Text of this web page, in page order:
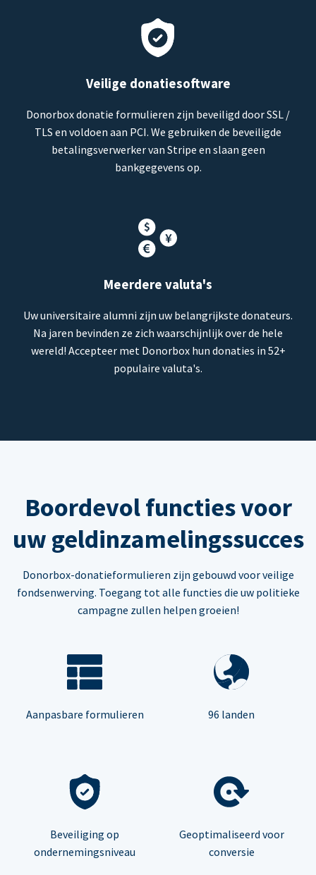
Veilige donatiesoftware
Donorbox donatie formulieren zijn beveiligd door SSL /
TLS en voldoen aan PCI. We gebruiken de beveiligde
betalingsverwerker van Stripe en slaan geen
bankgegevens op.
Meerdere valuta's
Uw universitaire alumni zijn uw belangrijkste donateurs.
Na jaren bevinden ze zich waarschijnlijk over de hele
wereld! Accepteer met Donorbox hun donaties in 52+
populaire valuta's.
Boordevol functies voor
uw geldinzamelingssucces
Donorbox-donatieformulieren zijn gebouwd voor veilige
fondsenwerving. Toegang tot alle functies die uw politieke
campagne zullen helpen groeien!
Aanpasbare formulieren 96 landen
Beveiliging op
ondernemingsniveau
Geoptimaliseerd voor
conversie